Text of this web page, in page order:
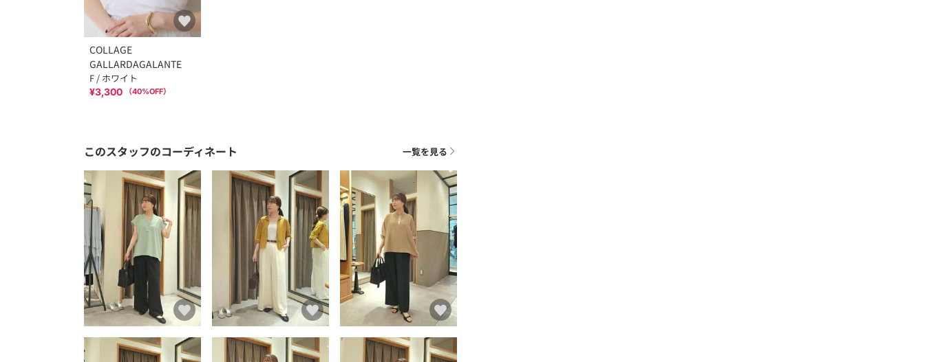
COLLAGE
GALLARDAGALANTE
F / ホワイト
¥3,300 （40%OFF）
このスタッフのコーディネート 一覧を見る